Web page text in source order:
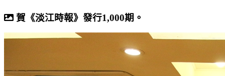
賀《淡江時報》發行1,000期。